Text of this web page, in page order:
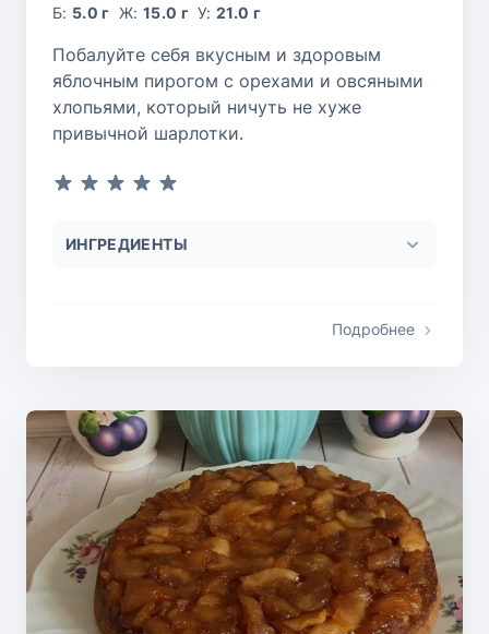
Б: 5.0 г Ж: 15.0 г У:21.0 г
Побалуйте себя вкусным и здоровым
яблочным пирогом с орехами и овсяными
хлопьями, который ничуть не хуже
привычной шарлотки.
ИНГРЕДИЕНТЫ
Подробнее